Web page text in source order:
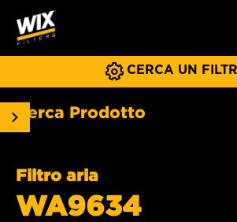
CERCA UN
Cerca Prodotto
Filtro aria
WA9634